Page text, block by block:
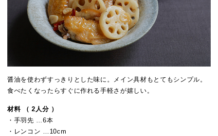
醤油を使わずすっきりとした味に。メイン具材もとてもシンプル。
食べたくなったらすぐに作れる手軽さが嬉しい。
材料 （ 2人分 ）
・手羽先 …6本
・レンコン …10cm